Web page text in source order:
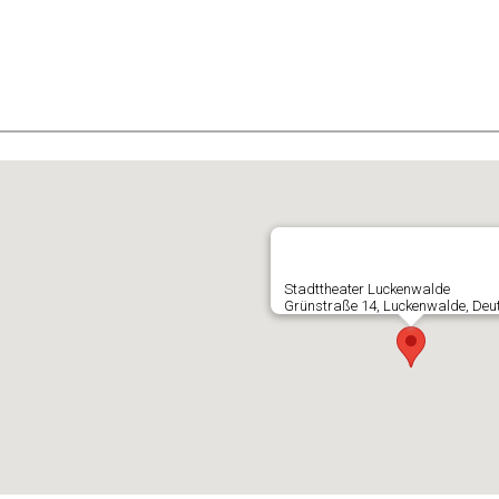
Stadttheater Luckenwalde
Grünstraße 14, Luckenwalde,